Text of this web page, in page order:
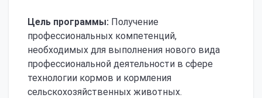
Цель программы: Получение
профессиональных компетенций,
необходимых для выполнения нового вида
профессиональной деятельности в сфере
технологии кормов и кормления
сельскохозяйственных животных.